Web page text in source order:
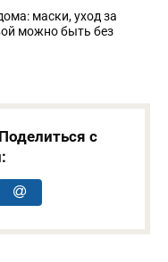
маски, уход за
можно быть без
с